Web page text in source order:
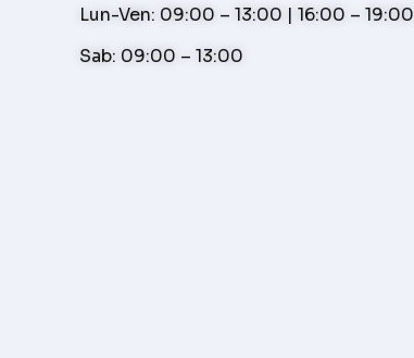
Lun-Ven: 09:00 – 13:00 | 16:00 – 19:00
Sab: 09:00 – 13:00